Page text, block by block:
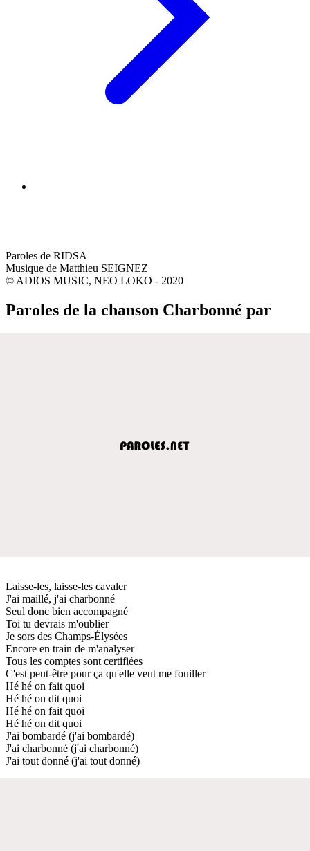
Paroles de RIDSA
Musique de Matthieu SEIGNEZ
© ADIOS MUSIC, NEO LOKO - 2020
Paroles de la chanson Charbonné par
Laisse-les, laisse-les cavaler
J'ai maillé, j'ai charbonné
Seul donc bien accompagné
Toi tu devrais m'oublier
Je sors des Champs-Élysées
Encore en train de m'analyser
Tous les comptes sont certifiées
C'est peut-être pour ça qu'elle veut me fouiller
Hé hé on fait quoi
Hé hé on dit quoi
Hé hé on fait quoi
Hé hé on dit quoi
J'ai bombardé (j'ai bombardé)
J'ai charbonné (j'ai charbonné)
J'ai tout donné (j'ai tout donné)